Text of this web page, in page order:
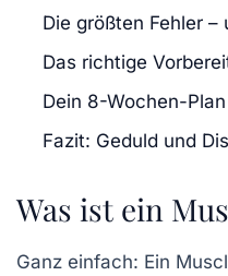
Die größten Fehler
Das richtige
Dein 8-Wochen-
Fazit: Geduld und
Was ist ein
Ganz einfach: Ein